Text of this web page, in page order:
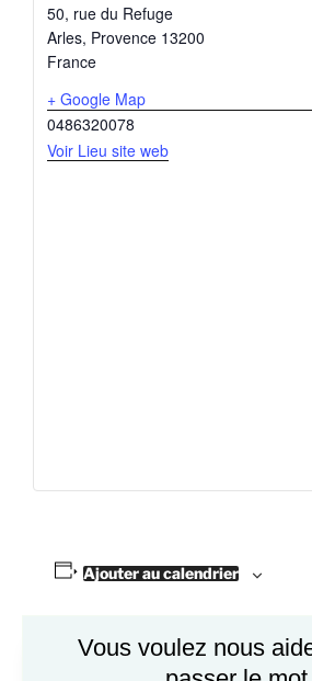
50, rue du Refuge
Arles, Provence 13200
France
+ Google Map
0486320078
Voir Lieu site web
Ajouter au calendrier
Vous voulez nous